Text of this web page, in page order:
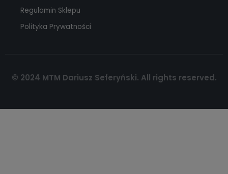
Regulamin Sklepu
Polityka Prywatności
© 2024 MTM Dariusz Seferyński. All rights reserved.